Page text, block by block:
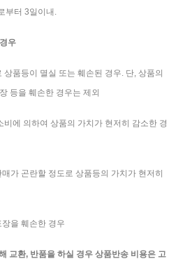
부터 3일이내.
우
품등이 멸실 또는 훼손된 경우. 단, 상품의
등을 훼손한 경우는 제외
에 의하여 상품의 가치가 현저히 감소한 경
가 곤란할 정도로 상품등의 가치가 현저히
을 훼손한 경우
교환, 반품을 하실 경우 상품반송 비용은 고